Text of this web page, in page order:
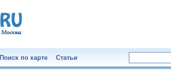
Поиск по карте Статьи